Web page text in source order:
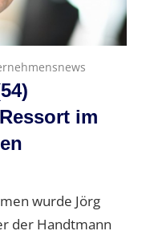
im
wurde Jörg
der Handtmann